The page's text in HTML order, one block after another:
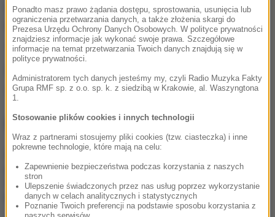
wymagało hospitalizacji z powodu udaru cieplnego.
Ubiegłoroczna fala upałów była tak potężna, że rząd
Japonii ogłosił stan klęski żywiołowej.
Tagi:Japonia
NAJWAŻNIEJSZE FAKTY
przechodzi piekło w Rosji.
Waszyngton naciska na
Moskwę
Ponadto masz prawo żądania dostępu, sprostowania, usunięcia lub
ograniczenia przetwarzania danych, a także złożenia skargi do
Prezesa Urzędu Ochrony Danych Osobowych. W polityce prywatności
znajdziesz informacje jak wykonać swoje prawa. Szczegółowe
informacje na temat przetwarzania Twoich danych znajdują się w
polityce prywatności.
Administratorem tych danych jesteśmy my, czyli Radio Muzyka Fakty
Grupa RMF sp. z o.o. sp. k. z siedzibą w Krakowie, al. Waszyngtona
1.
Stosowanie plików cookies i innych technologii
Wraz z partnerami stosujemy pliki cookies (tzw. ciasteczka) i inne
pokrewne technologie, które mają na celu:
Zapewnienie bezpieczeństwa podczas korzystania z naszych
stron
Ulepszenie świadczonych przez nas usług poprzez wykorzystanie
danych w celach analitycznych i statystycznych
Poznanie Twoich preferencji na podstawie sposobu korzystania z